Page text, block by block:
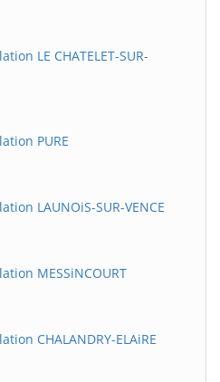
LE CHATELET-SUR-
PURE
LAUNOiS-SUR-VENCE
MESSiNCOURT
CHALANDRY-ELAiRE